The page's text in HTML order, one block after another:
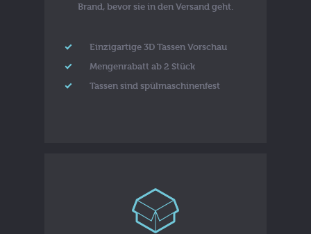
Brand, bevor sie in den Versand geht.
Einzigartige 3D Tassen Vorschau
Mengenrabatt ab 2 Stück
Tassen sind spülmaschinenfest